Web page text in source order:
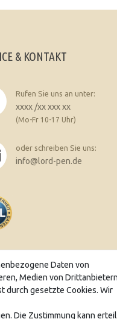
& KONTAKT
Rufen Sie uns an unter:
xxxx /xx xxx xx
(Mo-Fr 10-17 Uhr)
oder schreiben Sie uns:
info@lord-pen.de
Daten von
Medien von Drittanbietern
durch gesetzte Cookies. Wir
Die Zustimmung kann